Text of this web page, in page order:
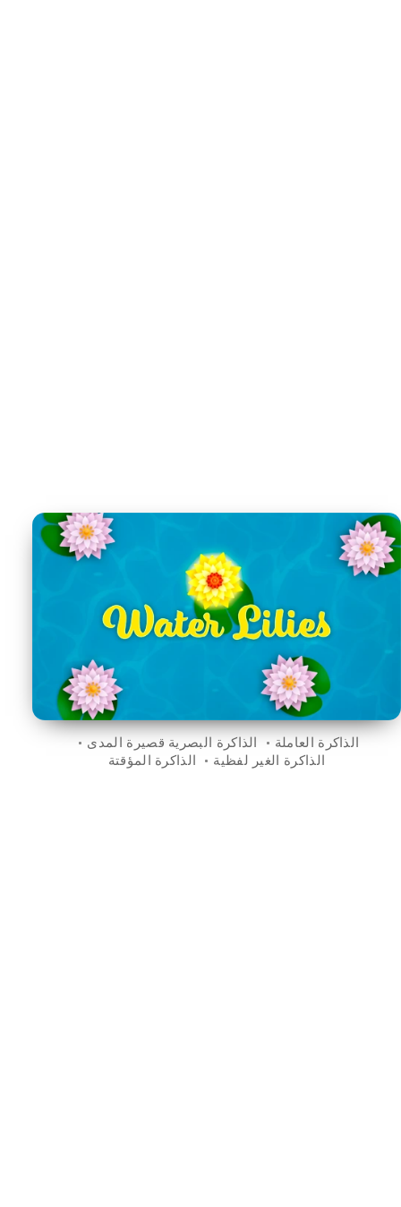
الذاكرة العاملة
الذاكرة البصرية قصيرة المدى
الذاكرة الغير لفظية
الذاكرة المؤقتة